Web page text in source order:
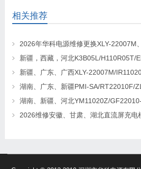
相关推荐